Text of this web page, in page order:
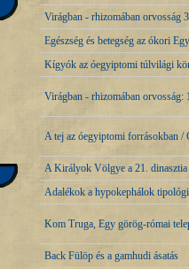
Virágban - rhizomában orvosság
Egészség és betegség az ókori
Kígyók az óegyiptomi túlvilági
Virágban - rhizomában orvosság:
A tej az óegyiptomi forrásokban
A Királyok Völgye a 21. dinasztia
Adalékok a hypokephálok
Kom Truga, Egy görög-római
Back Fülöp és a gamhudi ásatás